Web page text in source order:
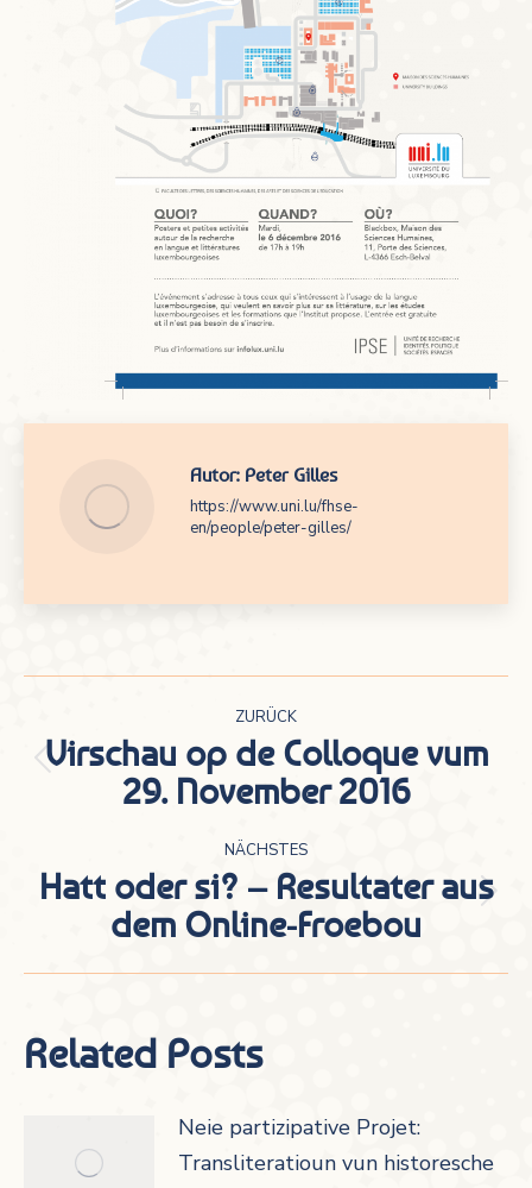
Autor: Peter Gilles
https://www.uni.lu/fhse-
en/people/peter-gilles/
Kommentarnavigation
ZURÜCK
Vorheriger
Beitrag:
Virschau op de Colloque vum
29. November 2016
NÄCHSTES
Nächster
Beitrag:
Hatt oder si? – Resultater aus
dem Online-Froebou
Related Posts
Neie partizipative Projet:
Transliteratioun vun historesche